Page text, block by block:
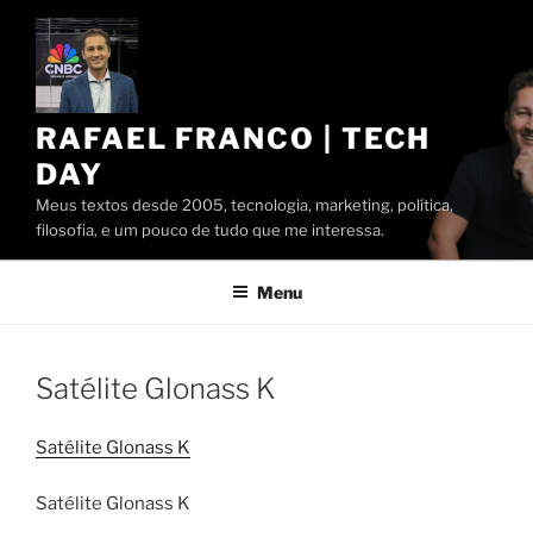
Pular
conteúdo
RAFAEL FRANCO | TECH
DAY
Meus textos desde 2005, tecnologia, marketing, política,
filosofia, e um pouco de tudo que me interessa.
Menu
Satélite Glonass K
Satélite Glonass K
Satélite Glonass K